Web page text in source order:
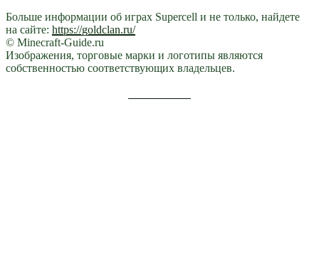
Больше информации об играх Supercell и не только, найдете
на сайте: https://goldclan.ru/
© Minecraft-Guide.ru
Изображения, торговые марки и логотипы являются
собственностью соответствующих владельцев.